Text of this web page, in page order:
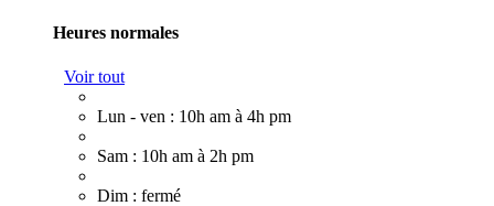
Heures normales
Voir tout
Lun - ven : 10h am à 4h pm
Sam : 10h am à 2h pm
Dim : fermé